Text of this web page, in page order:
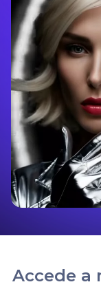
Accede a